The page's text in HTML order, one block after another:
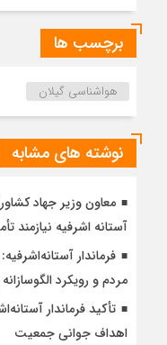
برچسب ها
هواشناسی گیلان
نوشته های مشابه
معاون وزیر جهاد
آستانه اشرفیه نیازمند
فرماندار
مردم و رویکرد
تأکید فرماندار
اهداف جوانی جمعیت